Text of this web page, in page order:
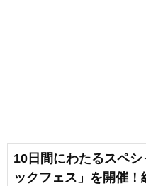
10日間にわたるスペ
ックフェス」を開催